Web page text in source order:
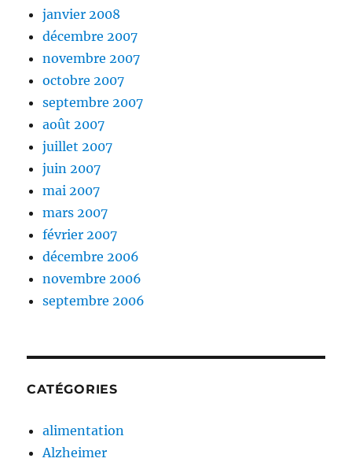
janvier 2008
décembre 2007
novembre 2007
octobre 2007
septembre 2007
août 2007
juillet 2007
juin 2007
mai 2007
mars 2007
février 2007
décembre 2006
novembre 2006
septembre 2006
CATÉGORIES
alimentation
Alzheimer